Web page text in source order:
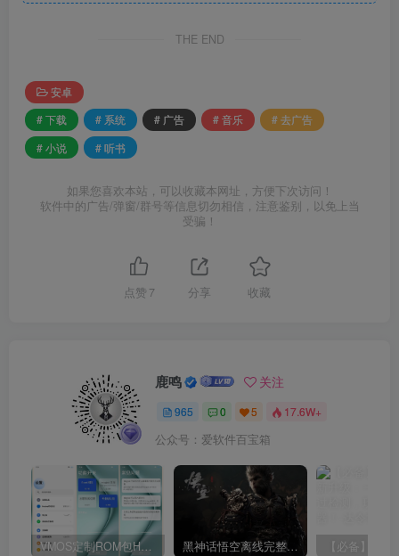
THE END
安卓
# 下载
# 系统 # 广告 # 音乐
# 去广告
# 小说
# 听书
如果您喜欢本站，可以收藏本网址，方便下次访问！
软件中的广告/弹窗/群号等信息切勿相信，注意鉴别，以免上当
受骗！
点赞 7 分享 收藏
鹿鸣 关注
965 0 5 17.6W+
公众号：爱软件百宝箱
VMOS定制ROM包HnciseOS9.6.0兼容解锁 黑神话悟空离线完整版+修改器